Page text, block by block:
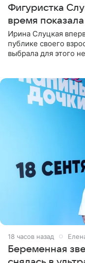
Фигуристка
время
Ирина Слуцкая
публике своего
выбрала для этого
18 часов назад
Беременная